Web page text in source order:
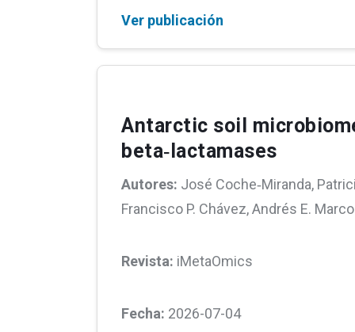
Ver publicación
Antarctic soil
beta‐lactamases
Autores: José Coche‐Miranda,
Francisco P. Chávez, Andrés E.
Revista: iMetaOmics
Fecha: 2026-07-04